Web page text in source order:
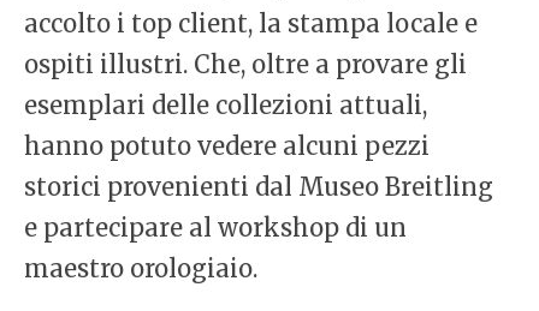
accolto i top client, la stampa locale e
ospiti illustri. Che, oltre a provare gli
esemplari delle collezioni attuali,
hanno potuto vedere alcuni pezzi
storici provenienti dal Museo Breitling
e partecipare al workshop di un
maestro orologiaio.